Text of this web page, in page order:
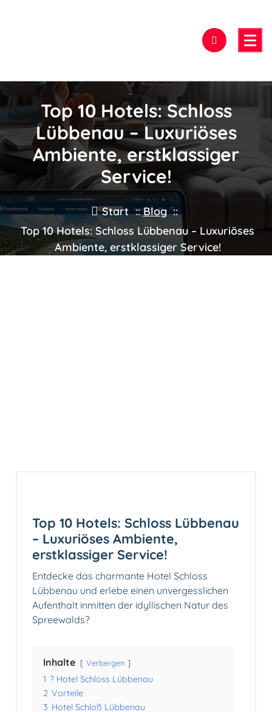
Top 10 Hotels: Schloss
Lübbenau – Luxuriöses
Ambiente, erstklassiger
Service!
Start ::Blog::
Top 10 Hotels: Schloss Lübbenau – Luxuriöses
Ambiente, erstklassiger Service!
Top 10 Hotels: Schloss Lübbenau
– Luxuriöses Ambiente,
erstklassiger Service!
Entdecke das charmante Hotel Schloss
Lübbenau und erlebe einen unvergesslichen
Aufenthalt inmitten der idyllischen Natur des
Spreewalds?
Inhalte Verbergen
1 ? Hotel Schloss Lübbenau
2 Vorteile
3 Hotel Schloß Lübbenau